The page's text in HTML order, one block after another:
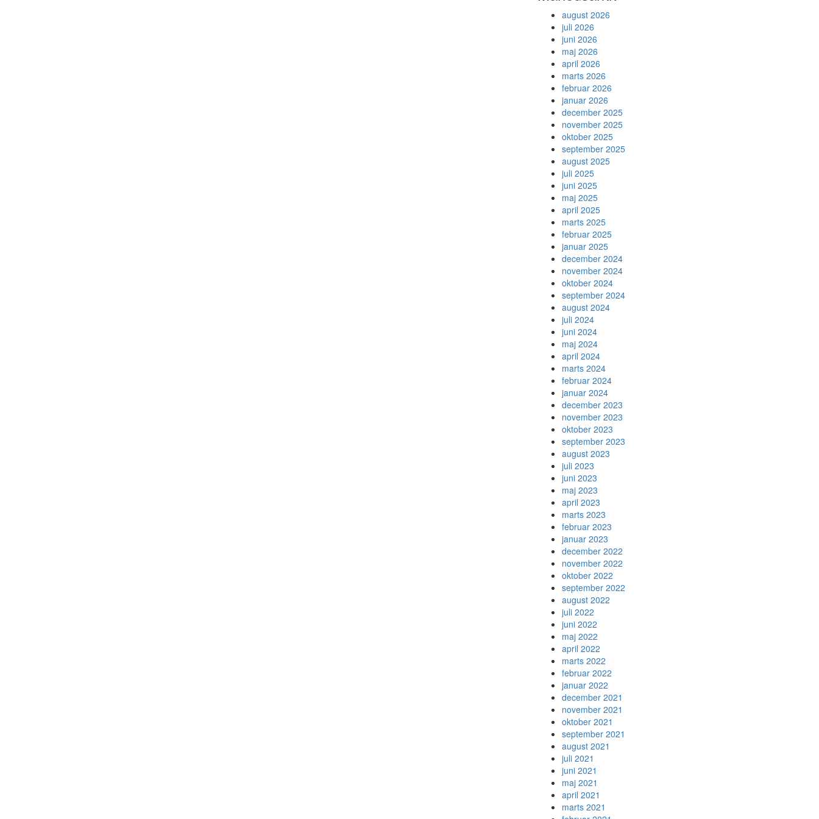
august 2026
juli 2026
juni 2026
maj 2026
april 2026
marts 2026
februar 2026
januar 2026
december 2025
november 2025
oktober 2025
september 2025
august 2025
juli 2025
juni 2025
maj 2025
april 2025
marts 2025
februar 2025
januar 2025
december 2024
november 2024
oktober 2024
september 2024
august 2024
juli 2024
juni 2024
maj 2024
april 2024
marts 2024
februar 2024
januar 2024
december 2023
november 2023
oktober 2023
september 2023
august 2023
juli 2023
juni 2023
maj 2023
april 2023
marts 2023
februar 2023
januar 2023
december 2022
november 2022
oktober 2022
september 2022
august 2022
juli 2022
juni 2022
maj 2022
april 2022
marts 2022
februar 2022
januar 2022
december 2021
november 2021
oktober 2021
september 2021
august 2021
juli 2021
juni 2021
maj 2021
april 2021
marts 2021